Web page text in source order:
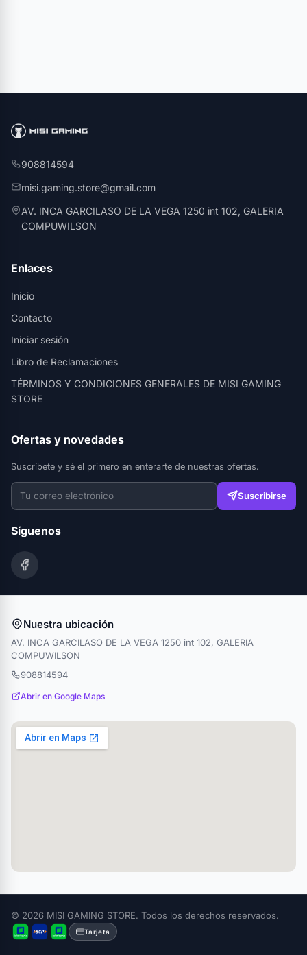
908814594
misi.gaming.store@gmail.com
AV. INCA GARCILASO DE LA VEGA 1250 int 102, GALERIA
COMPUWILSON
Enlaces
Inicio
Contacto
Iniciar sesión
Libro de Reclamaciones
TÉRMINOS Y CONDICIONES GENERALES DE MISI GAMING
STORE
Ofertas y novedades
Suscríbete y sé el primero en enterarte de nuestras ofertas.
Suscribirse
Síguenos
Nuestra ubicación
AV. INCA GARCILASO DE LA VEGA 1250 int 102, GALERIA
COMPUWILSON
908814594
Abrir en Google Maps
© 2026 MISI GAMING STORE. Todos los derechos reservados.
Tarjeta